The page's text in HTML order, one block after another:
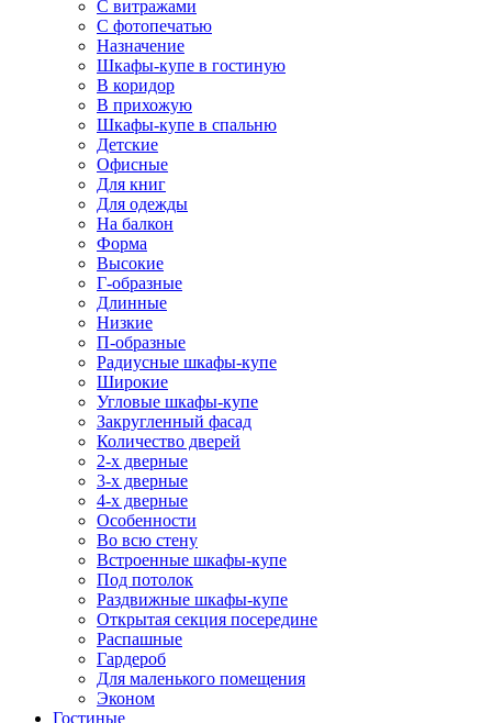
С витражами
С фотопечатью
Назначение
Шкафы-купе в гостиную
В коридор
В прихожую
Шкафы-купе в спальню
Детские
Офисные
Для книг
Для одежды
На балкон
Форма
Высокие
Г-образные
Длинные
Низкие
П-образные
Радиусные шкафы-купе
Широкие
Угловые шкафы-купе
Закругленный фасад
Количество дверей
2-х дверные
3-х дверные
4-х дверные
Особенности
Во всю стену
Встроенные шкафы-купе
Под потолок
Раздвижные шкафы-купе
Открытая секция посередине
Распашные
Гардероб
Для маленького помещения
Эконом
Гостиные